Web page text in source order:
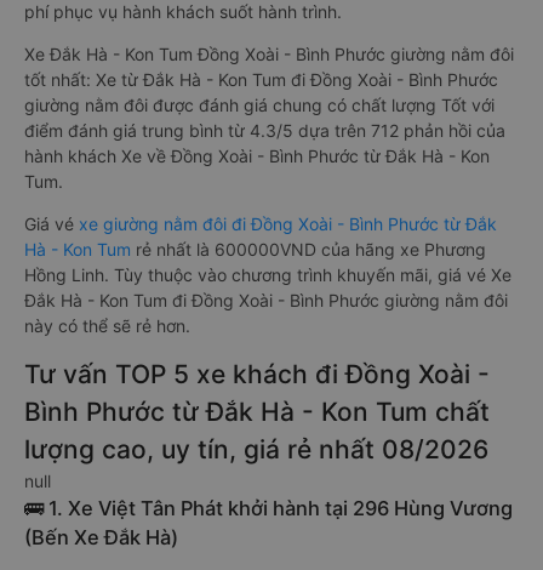
phí phục vụ hành khách suốt hành trình.
Xe Đắk Hà - Kon Tum Đồng Xoài - Bình Phước giường nằm đôi
tốt nhất: Xe từ Đắk Hà - Kon Tum đi Đồng Xoài - Bình Phước
giường nằm đôi được đánh giá chung có chất lượng Tốt với
điểm đánh giá trung bình từ 4.3/5 dựa trên 712 phản hồi của
hành khách Xe về Đồng Xoài - Bình Phước từ Đắk Hà - Kon
Tum.
Giá vé xe giường nằm đôi đi Đồng Xoài - Bình Phước từ Đắk
Hà - Kon Tum rẻ nhất là 600000VND của hãng xe Phương
Hồng Linh. Tùy thuộc vào chương trình khuyến mãi, giá vé Xe
Đắk Hà - Kon Tum đi Đồng Xoài - Bình Phước giường nằm đôi
này có thể sẽ rẻ hơn.
Tư vấn TOP 5 xe khách đi Đồng Xoài -
Bình Phước từ Đắk Hà - Kon Tum chất
lượng cao, uy tín, giá rẻ nhất 08/2026
null
🚌 1. Xe Việt Tân Phát khởi hành tại 296 Hùng Vương
(Bến Xe Đắk Hà)